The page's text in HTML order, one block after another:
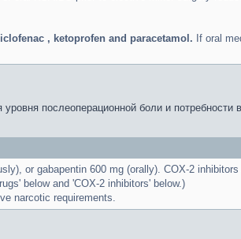
, ketoprofen and paracetamol. If oral
послеоперационной боли и потребности
or gabapentin 600 mg (orally). COX-2
below and 'COX-2 inhibitors' below.)
narcotic requirements.